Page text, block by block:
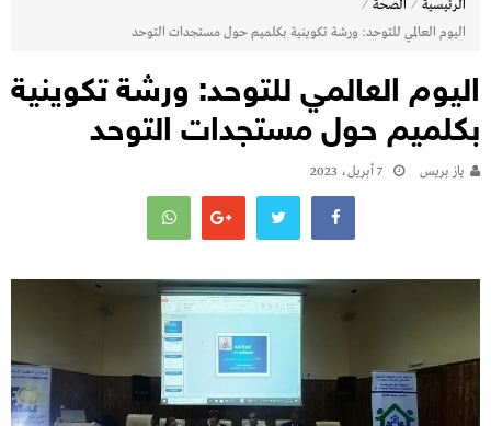
الرئيسية ⁄ الصحة ⁄
اليوم العالمي للتوحد: ورشة تكوينية بكلميم حول مستجدات التوحد
اليوم العالمي للتوحد: ورشة تكوينية
بكلميم حول مستجدات التوحد
يـاز بريـس 7 أبريل، 2023